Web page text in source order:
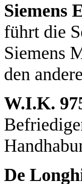
Siemens
führt die
Siemens
den
W.I.K.
De